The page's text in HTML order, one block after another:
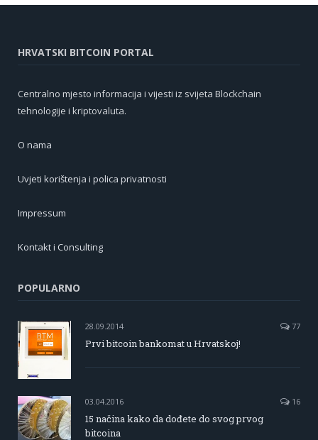
HRVATSKI BITCOIN PORTAL
Centralno mjesto informacija i vijesti iz svijeta Blockchain
tehnologije i kriptovaluta.
O nama
Uvjeti korištenja i polica privatnosti
Impressum
Kontakt i Consulting
POPULARNO
28.09.2014 77
Prvi bitcoin bankomat u Hrvatskoj!
03.04.2016 16
15 načina kako da dođete do svog prvog
bitcoina